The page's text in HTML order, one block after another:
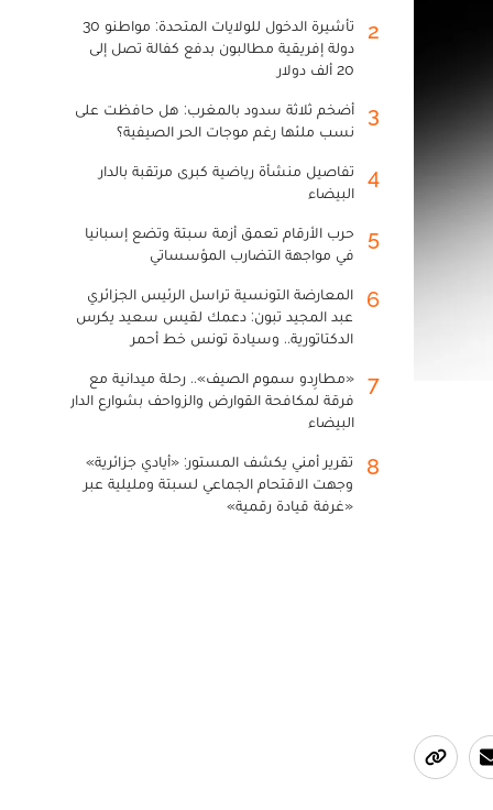
2
تأشيرة الدخول للولايات المتحدة: مواطنو 30
دولة إفريقية مطالبون بدفع كفالة تصل إلى
20 ألف دولار
3
أضخم ثلاثة سدود بالمغرب: هل حافظت على
نسب ملئها رغم موجات الحر الصيفية؟
4
تفاصيل منشأة رياضية كبرى مرتقبة بالدار
البيضاء
5
حرب الأرقام تعمق أزمة سبتة وتضع إسبانيا
في مواجهة التضارب المؤسساتي
6
المعارضة التونسية تراسل الرئيس الجزائري
عبد المجيد تبون: دعمك لقيس سعيد يكرس
الدكتاتورية.. وسيادة تونس خط أحمر
7
«مطارِدو سموم الصيف».. رحلة ميدانية مع
فرقة لمكافحة القوارض والزواحف بشوارع الدار
البيضاء
8
تقرير أمني يكشف المستور: «أيادي جزائرية»
وجهت الاقتحام الجماعي لسبتة ومليلية عبر
«غرفة قيادة رقمية»